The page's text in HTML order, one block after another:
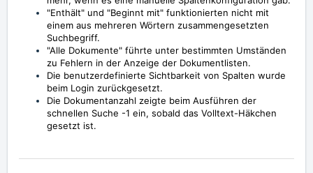
"Enthält" und "Beginnt mit" funktionierten nicht mit
einem aus mehreren Wörtern zusammengesetzten
Suchbegriff.
"Alle Dokumente" führte unter bestimmten Umständen
zu Fehlern in der Anzeige der Dokumentlisten.
Die benutzerdefinierte Sichtbarkeit von Spalten wurde
beim Login zurückgesetzt.
Die Dokumentanzahl zeigte beim Ausführen der
schnellen Suche -1 ein, sobald das Volltext-Häkchen
gesetzt ist.